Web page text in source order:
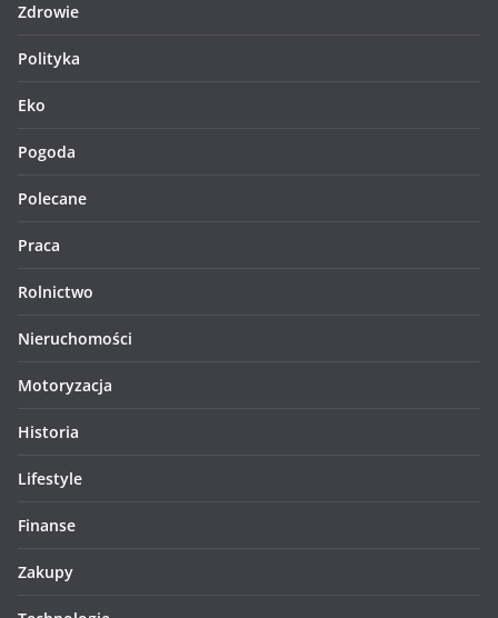
Zdrowie
Polityka
Eko
Pogoda
Polecane
Praca
Rolnictwo
Nieruchomości
Motoryzacja
Historia
Lifestyle
Finanse
Zakupy